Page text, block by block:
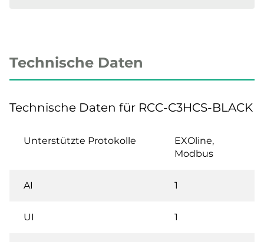
Technische Daten
Technische Daten für RCC-C3HCS-BLACK
Unterstützte Protokolle
EXOline,
Modbus
AI 1
UI 1